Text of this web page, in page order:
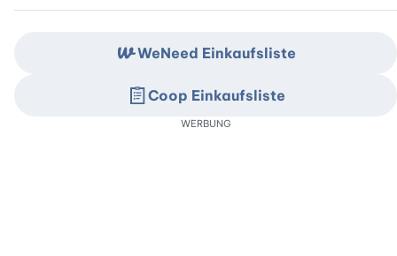
WeNeed Einkaufsliste
Coop Einkaufsliste
WERBUNG